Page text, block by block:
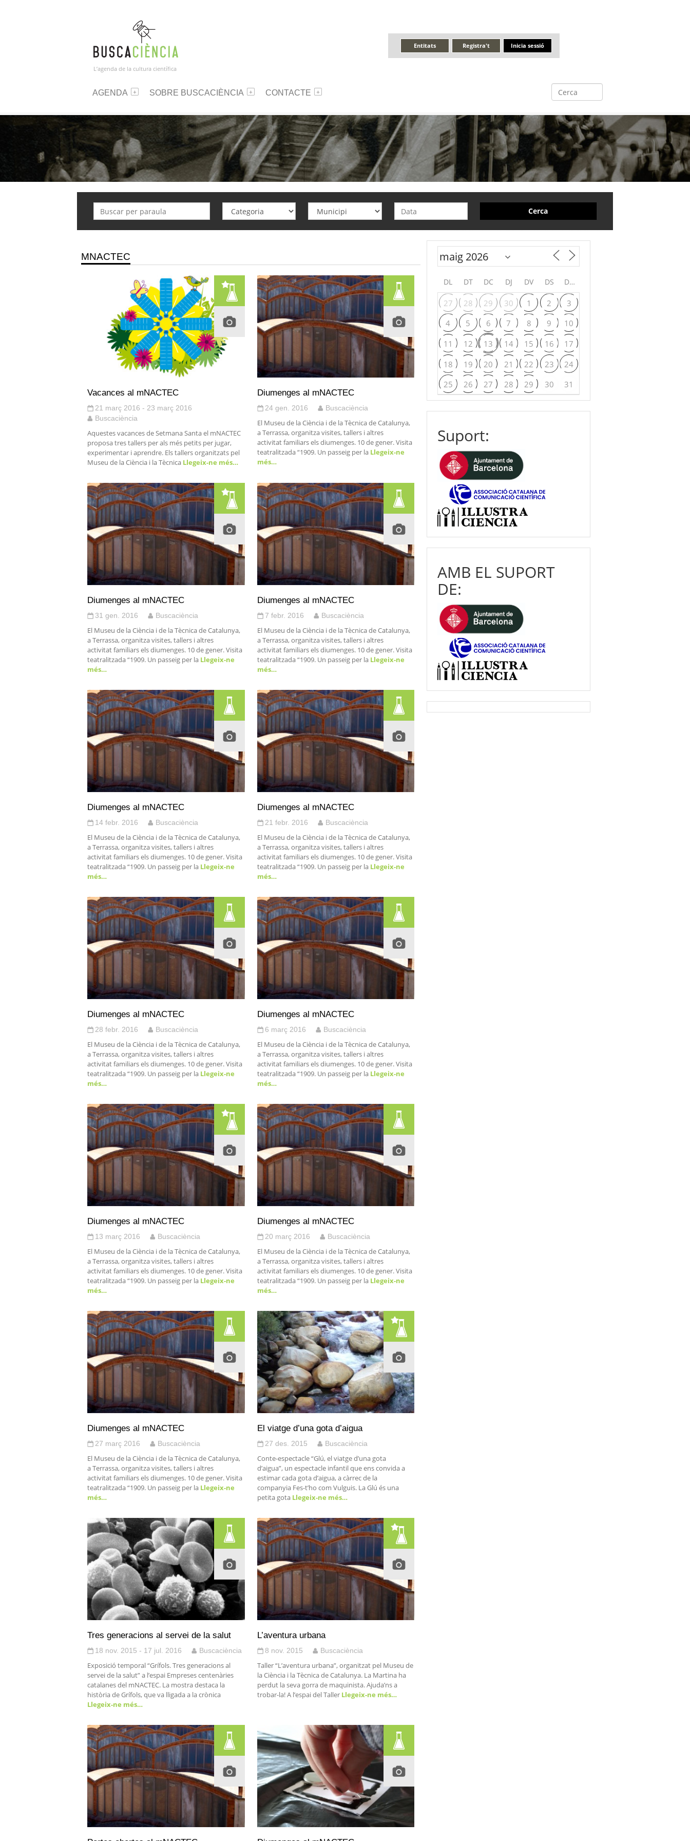
L’agenda de la cultura científica
Inicia sessió
Registra't
Entitats
AGENDA SOBRE BUSCACIÈNCIA CONTACTE
Cerca
MNACTEC
Vacances al mNACTEC
21 març 2016 - 23 març 2016
Buscaciència
Aquestes vacances de Setmana Santa el mNACTEC
proposa tres tallers per als més petits per jugar,
experimentar i aprendre. Els tallers organitzats pel
Museu de la Ciència i la Tècnica Llegeix-ne més…
Diumenges al mNACTEC
24 gen. 2016 Buscaciència
El Museu de la Ciència i de la Tècnica de Catalunya,
a Terrassa, organitza visites, tallers i altres
activitat familiars els diumenges. 10 de gener. Visita
teatralitzada “1909. Un passeig per laLlegeix-ne
més…
Diumenges al mNACTEC
31 gen. 2016 Buscaciència
El Museu de la Ciència i de la Tècnica de Catalunya,
a Terrassa, organitza visites, tallers i altres
activitat familiars els diumenges. 10 de gener. Visita
teatralitzada “1909. Un passeig per la Llegeix-ne
més…
Diumenges al mNACTEC
7 febr. 2016 Buscaciència
El Museu de la Ciència i de la Tècnica de Catalunya,
a Terrassa, organitza visites, tallers i altres
activitat familiars els diumenges. 10 de gener. Visita
teatralitzada “1909. Un passeig per laLlegeix-ne
més…
Diumenges al mNACTEC
14 febr. 2016 Buscaciència
El Museu de la Ciència i de la Tècnica de Catalunya,
a Terrassa, organitza visites, tallers i altres
activitat familiars els diumenges. 10 de gener. Visita
teatralitzada “1909. Un passeig per la Llegeix-ne
més…
Diumenges al mNACTEC
21 febr. 2016 Buscaciència
El Museu de la Ciència i de la Tècnica de Catalunya,
a Terrassa, organitza visites, tallers i altres
activitat familiars els diumenges. 10 de gener. Visita
teatralitzada “1909. Un passeig per laLlegeix-ne
més…
Diumenges al mNACTEC
28 febr. 2016 Buscaciència
El Museu de la Ciència i de la Tècnica de Catalunya,
a Terrassa, organitza visites, tallers i altres
activitat familiars els diumenges. 10 de gener. Visita
teatralitzada “1909. Un passeig per la Llegeix-ne
més…
Diumenges al mNACTEC
6 març 2016 Buscaciència
El Museu de la Ciència i de la Tècnica de Catalunya,
a Terrassa, organitza visites, tallers i altres
activitat familiars els diumenges. 10 de gener. Visita
teatralitzada “1909. Un passeig per laLlegeix-ne
més…
Diumenges al mNACTEC
13 març 2016 Buscaciència
El Museu de la Ciència i de la Tècnica de Catalunya,
a Terrassa, organitza visites, tallers i altres
activitat familiars els diumenges. 10 de gener. Visita
teatralitzada “1909. Un passeig per la Llegeix-ne
més…
Diumenges al mNACTEC
20 març 2016 Buscaciència
El Museu de la Ciència i de la Tècnica de Catalunya,
a Terrassa, organitza visites, tallers i altres
activitat familiars els diumenges. 10 de gener. Visita
teatralitzada “1909. Un passeig per laLlegeix-ne
més…
Diumenges al mNACTEC
27 març 2016 Buscaciència
El Museu de la Ciència i de la Tècnica de Catalunya,
a Terrassa, organitza visites, tallers i altres
activitat familiars els diumenges. 10 de gener. Visita
teatralitzada “1909. Un passeig per la Llegeix-ne
més…
El viatge d’una gota d’aigua
27 des. 2015 Buscaciència
Conte-espectacle “Glú, el viatge d’una gota
d’aigua”, un espectacle infantil que ens convida a
estimar cada gota d’aigua, a càrrec de la
companyia Fes-t’ho com Vulguis. La Glú és una
petita gotaLlegeix-ne més…
Tres generacions al servei de la salut
18 nov. 2015 - 17 jul. 2016 Buscaciència
Exposició temporal “Grífols. Tres generacions al
servei de la salut” a l’espai Empreses centenàries
catalanes del mNACTEC. La mostra destaca la
història de Grífols, que va lligada a la crònica
Llegeix-ne més…
L’aventura urbana
8 nov. 2015 Buscaciència
Taller “L’aventura urbana”, organitzat pel Museu de
la Ciència i la Tècnica de Catalunya. La Martina ha
perdut la seva gorra de maquinista. Ajuda’ns a
trobar-la! A l’espai del TallerLlegeix-ne més…
DL DT DC DJ DV DS DG
27 28 29 30 1 2
3
4
5 6 7 8 9
10
11
12 13 14 15 16
17
18
19 20 21 22 23
24
25
26 27 28 29 30 31
Suport:
AMB EL SUPORT
DE: